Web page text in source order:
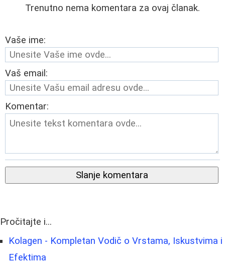
Trenutno nema komentara za ovaj članak.
Vaše ime:
Vaš email:
Komentar:
Slanje komentara
Pročitajte i...
Kolagen - Kompletan Vodič o Vrstama, Iskustvima i
Efektima